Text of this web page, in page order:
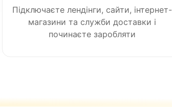
Підключаєте лендінги, сайти, інтернет-
магазини та служби доставки і
починаєте заробляти